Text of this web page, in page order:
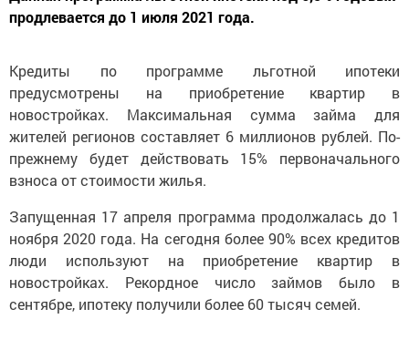
продлевается до 1 июля 2021 года.
Кредиты по программе льготной ипотеки
предусмотрены на приобретение квартир в
новостройках. Максимальная сумма займа для
жителей регионов составляет 6 миллионов рублей. По-
прежнему будет действовать 15% первоначального
взноса от стоимости жилья.
Запущенная 17 апреля программа продолжалась до 1
ноября 2020 года. На сегодня более 90% всех кредитов
люди используют на приобретение квартир в
новостройках. Рекордное число займов было в
сентябре, ипотеку получили более 60 тысяч семей.